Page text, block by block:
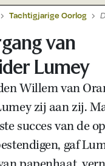
Tachtigjarige Oorlog
van
Lumey
Willem van
zij aan zij.
succes van de
gaf